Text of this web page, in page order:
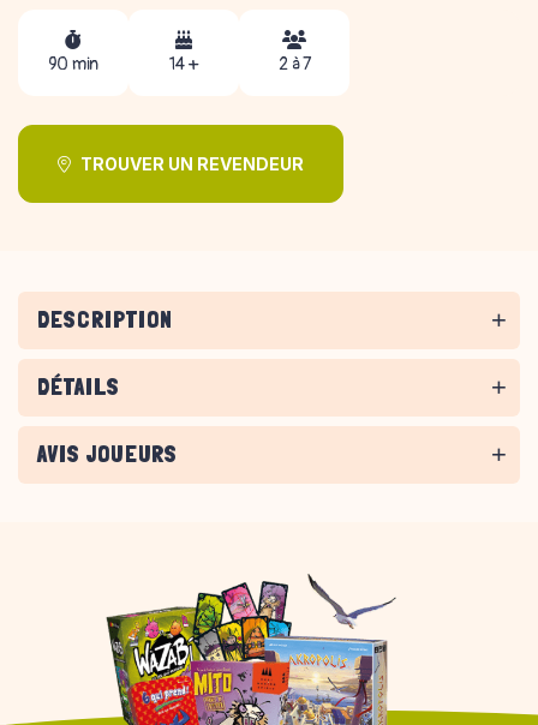
90 min 14 + 2 à 7
TROUVER UN REVENDEUR
DESCRIPTION
DÉTAILS
AVIS JOUEURS